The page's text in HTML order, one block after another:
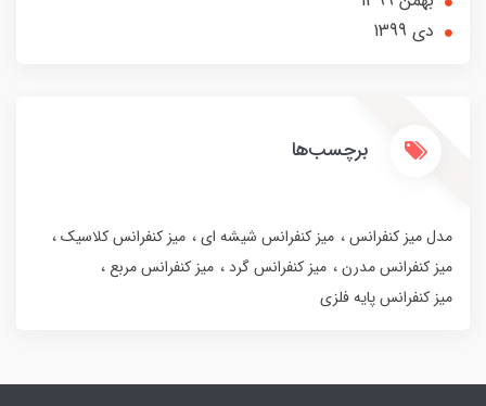
دی 1399
برچسب‌ها
مدل میز کنفرانس میز کنفرانس شیشه ای
میز کنفرانس کلاسیک
میز کنفرانس مدرن
میز کنفرانس گرد
میز کنفرانس مربع
میز کنفرانس پایه فلزی